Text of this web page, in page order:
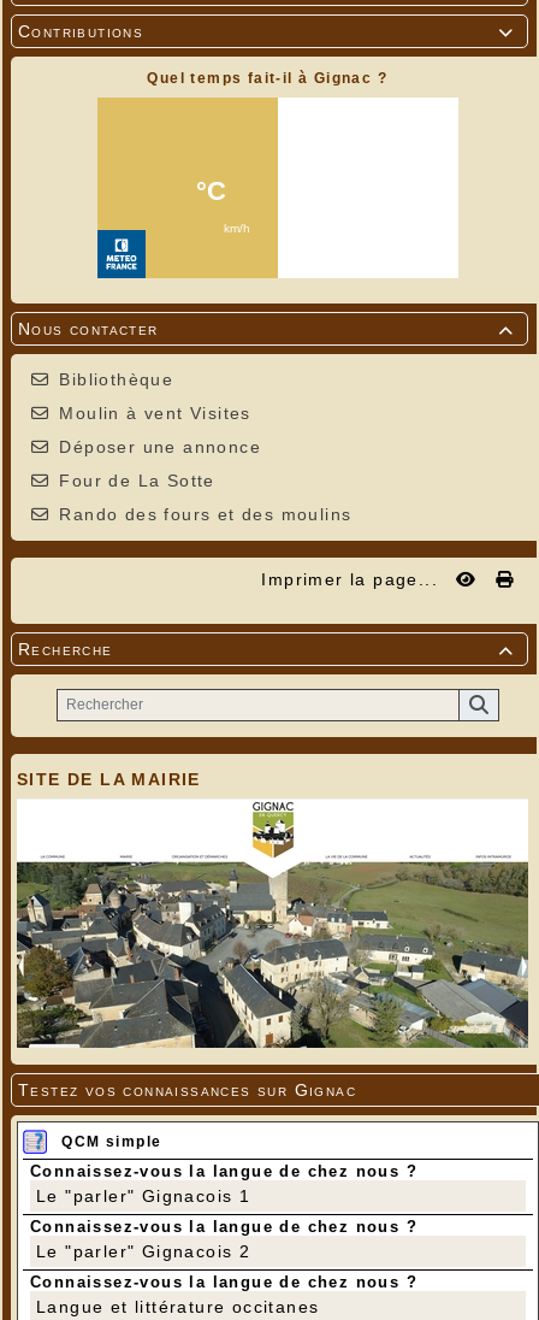

Contributions
Quel temps fait-il à Gignac ?

Nous contacter
Bibliothèque
Moulin à vent Visites
Déposer une annonce
Four de La Sotte
Rando des fours et des moulins
Imprimer la page...

Recherche
SITE DE LA MAIRIE
Testez vos connaissances sur Gignac
QCM simple
Connaissez-vous la langue de chez nous ?
Le "parler" Gignacois 1
Connaissez-vous la langue de chez nous ?
Le "parler" Gignacois 2
Connaissez-vous la langue de chez nous ?
Langue et littérature occitanes